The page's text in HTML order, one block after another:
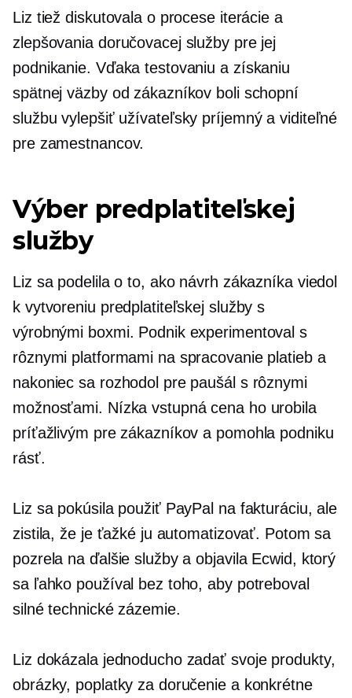
Liz tiež diskutovala o procese iterácie a
zlepšovania doručovacej služby pre jej
podnikanie. Vďaka testovaniu a získaniu
spätnej väzby od zákazníkov boli schopní
službu vylepšiť užívateľsky príjemnýa viditeľné
pre zamestnancov.
Výber predplatiteľskej
služby
Liz sa podelila o to, ako návrh zákazníka viedol
k vytvoreniu predplatiteľskej služby s
výrobnými boxmi. Podnik experimentoval s
rôznymi platformami na spracovanie platieb a
nakoniec sa rozhodol pre paušál s rôznymi
možnosťami. Nízka vstupná cena ho urobila
príťažlivým pre zákazníkov a pomohla podniku
rásť.
Liz sa pokúsila použiť PayPal na fakturáciu, ale
zistila, že je ťažké ju automatizovať. Potom sa
pozrela na ďalšie služby a objavila Ecwid, ktorý
sa ľahko používal bez toho, aby potreboval
silné technické zázemie.
Liz dokázala jednoducho zadať svoje produkty,
obrázky, poplatky za doručenie a konkrétne